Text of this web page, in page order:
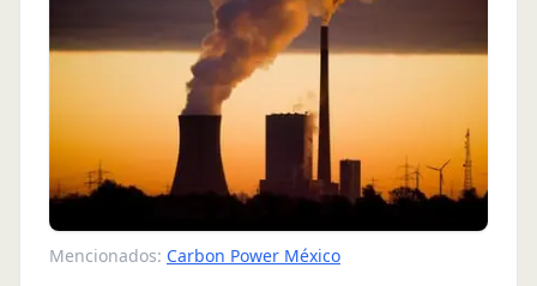
Mencionados: Carbon Power México